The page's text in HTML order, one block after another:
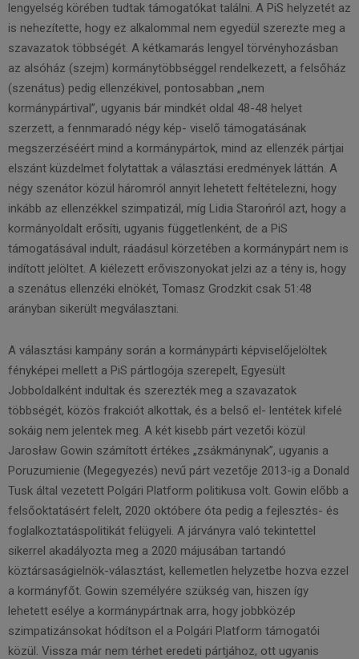
lengyelség körében tudtak támogatókat találni. A PiS helyzetét az
is nehezítette, hogy ez alkalommal nem egyedül szerezte meg a
szavazatok többségét. A kétkamarás lengyel törvényhozásban
az alsóház (szejm) kormánytöbbséggel rendelkezett, a felsőház
(szenátus) pedig ellenzékivel, pontosabban „nem
kormánypártival”, ugyanis bár mindkét oldal 48-48 helyet
szerzett, a fennmaradó négy kép- viselő támogatásának
megszerzéséért mind a kormánypártok, mind az ellenzék pártjai
elszánt küzdelmet folytattak a választási eredmények láttán. A
négy szenátor közül háromról annyit lehetett feltételezni, hogy
inkább az ellenzékkel szimpatizál, míg Lidia Starońról azt, hogy a
kormányoldalt erősíti, ugyanis függetlenként, de a PiS
támogatásával indult, ráadásul körzetében a kormánypárt nem is
indított jelöltet. A kiélezett erőviszonyokat jelzi az a tény is, hogy
a szenátus ellenzéki elnökét, Tomasz Grodzkit csak 51:48
arányban sikerült megválasztani.
A választási kampány során a kormánypárti képviselőjelöltek
fényképei mellett a PiS pártlogója szerepelt, Egyesült
Jobboldalként indultak és szerezték meg a szavazatok
többségét, közös frakciót alkottak, és a belső el- lentétek kifelé
sokáig nem jelentek meg. A két kisebb párt vezetői közül
Jarosław Gowin számított értékes „zsákmánynak”, ugyanis a
Poruzumienie (Megegyezés) nevű párt vezetője 2013-ig a Donald
Tusk által vezetett Polgári Platform politikusa volt. Gowin előbb a
felsőoktatásért felelt, 2020 októbere óta pedig a fejlesztés- és
foglalkoztatáspolitikát felügyeli. A járványra való tekintettel
sikerrel akadályozta meg a 2020 májusában tartandó
köztársaságielnök-választást, kellemetlen helyzetbe hozva ezzel
a kormányfőt. Gowin személyére szükség van, hiszen így
lehetett esélye a kormánypártnak arra, hogy jobbközép
szimpatizánsokat hódítson el a Polgári Platform támogatói
közül. Vissza már nem térhet eredeti pártjához, ott ugyanis